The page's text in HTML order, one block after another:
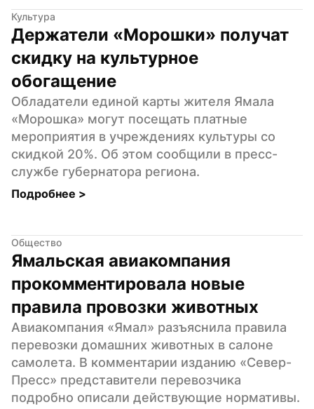
Культура
Держатели «Морошки» получат
скидку на культурное
обогащение
Обладатели единой карты жителя Ямала
«Морошка» могут посещать платные
мероприятия в учреждениях культуры со
скидкой 20%. Об этом сообщили в пресс-
службе губернатора региона.
Подробнее >
Общество
Ямальская авиакомпания
прокомментировала новые
правила провозки животных
Авиакомпания «Ямал» разъяснила правила
перевозки домашних животных в салоне
самолета. В комментарии изданию «Север-
Пресс» представители перевозчика
подробно описали действующие нормативы.